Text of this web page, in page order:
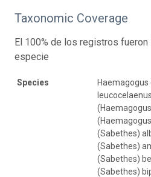
Taxonomic Coverage
El 100% de los registros
especie
Species
(Sabethes)
(Sabethes)
(Sabethes)
(Sabethes)